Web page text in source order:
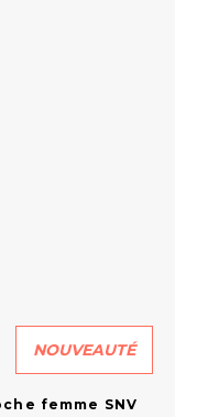
NOUVEAUTÉ
femme SNV